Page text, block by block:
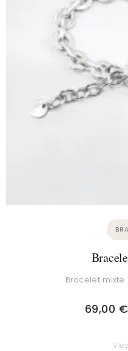
Bracelet mixte
69,00 €